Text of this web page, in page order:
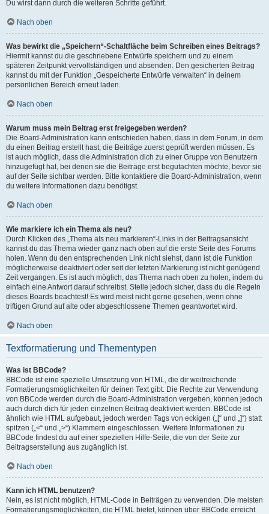
Du wirst dann durch die weiteren Schritte geführt.
Nach oben
Was bewirkt die „Speichern“-Schaltfläche beim Schreiben eines Beitrags?
Hiermit kannst du die geschriebene Entwürfe speichern und zu einem
späteren Zeitpunkt vervollständigen und absenden. Den gesicherten Beitrag
kannst du mit der Funktion „Gespeicherte Entwürfe verwalten“ in deinem
persönlichen Bereich erneut laden.
Nach oben
Warum muss mein Beitrag erst freigegeben werden?
Die Board-Administration kann entschieden haben, dass in dem Forum, in dem
du einen Beitrag erstellt hast, die Beiträge zuerst geprüft werden müssen. Es
ist auch möglich, dass die Administration dich zu einer Gruppe von Benutzern
hinzugefügt hat, bei denen sie die Beiträge erst begutachten möchte, bevor sie
auf der Seite sichtbar werden. Bitte kontaktiere die Board-Administration, wenn
du weitere Informationen dazu benötigst.
Nach oben
Wie markiere ich ein Thema als neu?
Durch Klicken des „Thema als neu markieren“-Links in der Beitragsansicht
kannst du das Thema wieder ganz nach oben auf die erste Seite des Forums
holen. Wenn du den entsprechenden Link nicht siehst, dann ist die Funktion
möglicherweise deaktiviert oder seit der letzten Markierung ist nicht genügend
Zeit vergangen. Es ist auch möglich, das Thema nach oben zu holen, indem du
einfach eine Antwort darauf schreibst. Stelle jedoch sicher, dass du die Regeln
dieses Boards beachtest! Es wird meist nicht gerne gesehen, wenn ohne
triftigen Grund auf alte oder abgeschlossene Themen geantwortet wird.
Nach oben
Textformatierung und Thementypen
Was ist BBCode?
BBCode ist eine spezielle Umsetzung von HTML, die dir weitreichende
Formatierungsmöglichkeiten für deinen Text gibt. Die Rechte zur Verwendung
von BBCode werden durch die Board-Administration vergeben, können jedoch
auch durch dich für jeden einzelnen Beitrag deaktiviert werden. BBCode ist
ähnlich wie HTML aufgebaut, jedoch werden Tags von eckigen („[“ und „]“) statt
spitzen („<“ und „>“) Klammern eingeschlossen. Weitere Informationen zu
BBCode findest du auf einer speziellen Hilfe-Seite, die von der Seite zur
Beitragserstellung aus zugänglich ist.
Nach oben
Kann ich HTML benutzen?
Nein, es ist nicht möglich, HTML-Code in Beiträgen zu verwenden. Die meisten
Formatierungsmöglichkeiten, die HTML bietet, können über BBCode erreicht